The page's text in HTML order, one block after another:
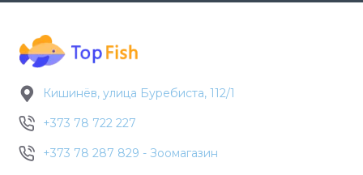
Кишинёв, улица Буребиста, 112/1
+373 78 722 227
+373 78 287 829 - Зоомагазин